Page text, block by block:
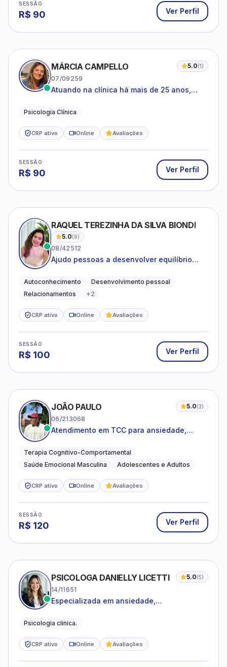
SESSÃO
R$ 90 Ver Perfil
MÁRCIA CAMPELLO 5.0(1)
07/09259
Atuando na clínica há mais de 25 anos,
estruturas, com experiência em
Psicologia Clínica
CRP ativo Online Avaliações
SESSÃO
R$ 90 Ver Perfil
RAQUEL TEREZINHA DA SILVA BIONDI
5.0(9)
08/42512
Ajudo pessoas a desenvolver equilíbrio
Autoconhecimento
Desenvolvimento pessoal
Relacionamentos
+2
CRP ativo Online Avaliações
SESSÃO
R$ 100 Ver Perfil
JOÃO PAULO 5.0(3)
06/213068
Atendimento em TCC para ansiedade,
emocional
Terapia Cognitivo-Comportamental
Saúde Emocional Masculina
Adolescentes e Adultos
CRP ativo Online Avaliações
SESSÃO
R$ 120 Ver Perfil
PSICOLOGA DANIELLY LICETTI 5.0(5)
14/11651
Especializada em ansiedade,
Psicologia clinica.
CRP ativo Online Avaliações